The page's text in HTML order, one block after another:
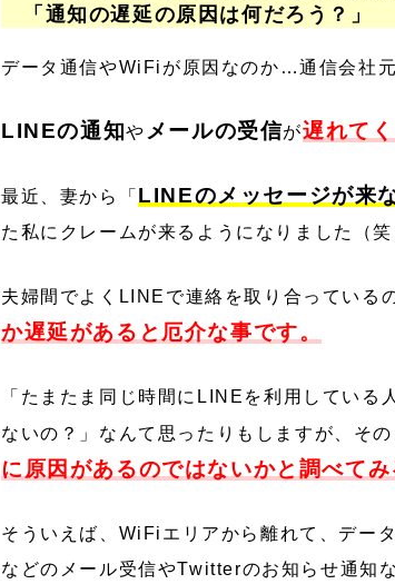
「通知の遅延の原因は何だろう？」
データ通信やWiFiが原因なのか…通信会社
LINEの通知や メールの受信が遅れて
最近、妻から「 LINEのメッセージが来
た私にクレームが来るようになりました（笑
夫婦間でよくLINEで連絡を取り合っている
か遅延があると厄介な事です。
「たまたま同じ時間にLINEを利用してい
ないの？」なんて思ったりもしますが、そ
に原因があるのではないかと調べてみ
そういえば、WiFiエリアから離れて、デー
などのメール受信やTwitterのお知らせ通知